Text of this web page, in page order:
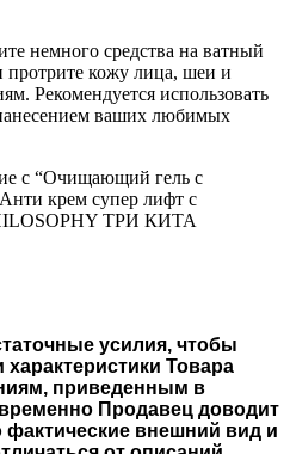
немного средства на ватный
кожу лица, шеи и
Рекомендуется использовать
ваших любимых
с “Очищающий гель с
крем супер лифт с
ТРИ КИТА
усилия, чтобы
Товара
приведенным в
Продавец доводит
фактические внешний вид и